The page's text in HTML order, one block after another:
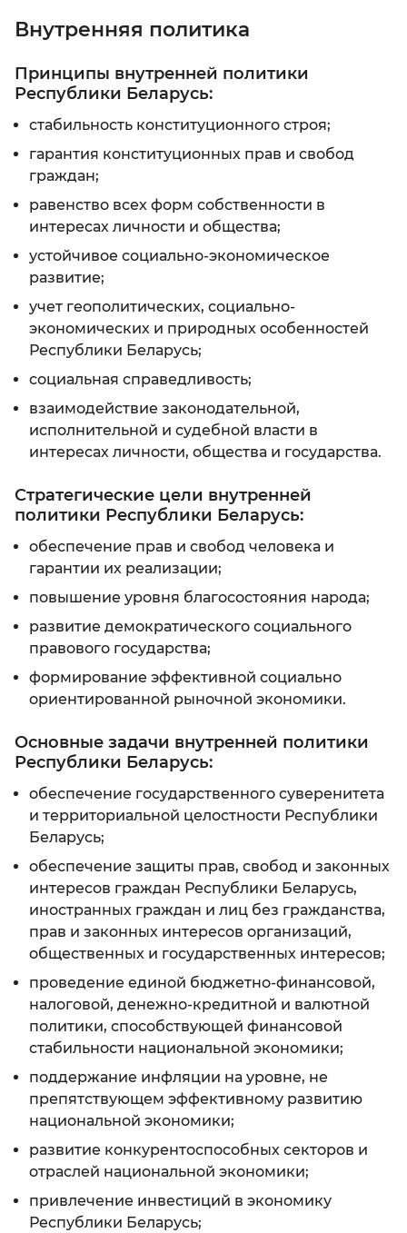
Внутренняя политика
Принципы внутренней политики
Республики Беларусь:
стабильность конституционного строя;
гарантия конституционных прав и свобод
граждан;
равенство всех форм собственности в
интересах личности и общества;
устойчивое социально-экономическое
развитие;
учет геополитических, социально-
экономических и природных особенностей
Республики Беларусь;
социальная справедливость;
взаимодействие законодательной,
исполнительной и судебной власти в
интересах личности, общества и государства.
Стратегические цели внутренней
политики Республики Беларусь:
обеспечение прав и свобод человека и
гарантии их реализации;
повышение уровня благосостояния народа;
развитие демократического социального
правового государства;
формирование эффективной социально
ориентированной рыночной экономики.
Основные задачи внутренней политики
Республики Беларусь:
обеспечение государственного суверенитета
и территориальной целостности Республики
Беларусь;
обеспечение защиты прав, свобод и законных
интересов граждан Республики Беларусь,
иностранных граждан и лиц без гражданства,
прав и законных интересов организаций,
общественных и государственных интересов;
проведение единой бюджетно-финансовой,
налоговой, денежно-кредитной и валютной
политики, способствующей финансовой
стабильности национальной экономики;
поддержание инфляции на уровне, не
препятствующем эффективному развитию
национальной экономики;
развитие конкурентоспособных секторов и
отраслей национальной экономики;
привлечение инвестиций в экономику
Республики Беларусь;